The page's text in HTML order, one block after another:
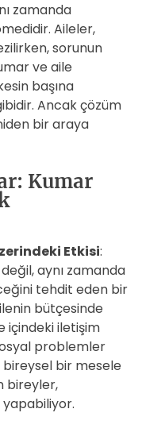
zamanda
Aileler,
sorunun
ve aile
başına
Ancak çözüm
bir araya
Kumar
Etkisi:
aynı zamanda
tehdit eden bir
bütçesinde
içindeki iletişim
problemler
bireysel bir mesele
bireyler,